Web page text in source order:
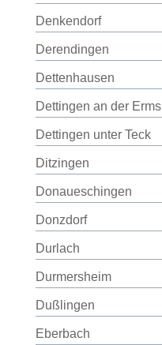
Denkendorf
Derendingen
Dettenhausen
Dettingen an der Erms
Dettingen unter Teck
Ditzingen
Donaueschingen
Donzdorf
Durlach
Durmersheim
Dußlingen
Eberbach